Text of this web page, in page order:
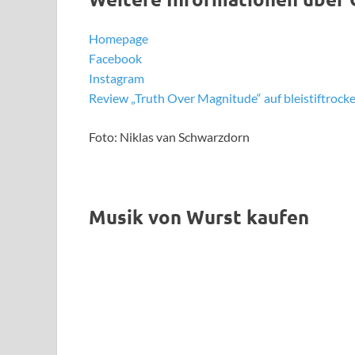
Homepage
Facebook
Instagram
Review „Truth Over Magnitude“ auf
Foto: Niklas van Schwarzdorn
Musik von Wurst kaufen